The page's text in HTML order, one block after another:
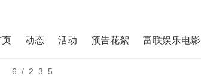
页 动态 活动 预告花絮 富联娱乐电影
6/235